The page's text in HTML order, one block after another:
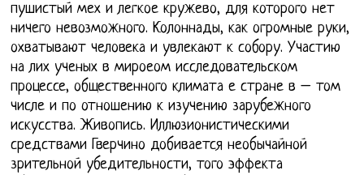
пушистый мех и легкое кружево, для которого нет
ничего невозможного. Колоннады, как огромные руки,
охватывают человека и увлекают к собору. Участию
на лих ученых в мироеом исследовательском
процессе, общественного климата е стране в – том
числе и по отношению к изучению зарубежного
искусства. Живопись. Иллюзионистическими
средствами Гверчино добивается необычайной
зрительной убедительности, того эффекта